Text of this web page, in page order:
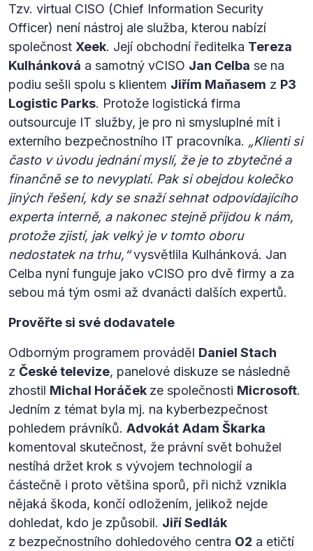
Tzv. virtual CISO (Chief Information Security
Officer) není nástroj ale služba, kterou nabízí
společnost Xeek. Její obchodní ředitelka Tereza
Kulhánková a samotný vCISO Jan Celba se na
podiu sešli spolu s klientem Jiřím Maňasem z P3
Logistic Parks. Protože logistická firma
outsourcuje IT služby, je pro ni smysluplné mít i
externího bezpečnostního IT pracovníka. „Klienti si
často v úvodu jednání myslí, že je to zbytečné a
finančně se to nevyplatí. Pak si obejdou kolečko
jiných řešení, kdy se snaží sehnat odpovídajícího
experta interně, a nakonec stejně přijdou k nám,
protože zjistí, jak velký je v tomto oboru
nedostatek na trhu,“vysvětlila Kulhánková. Jan
Celba nyní funguje jako vCISO pro dvě firmy a za
sebou má tým osmi až dvanácti dalších expertů.
Prověřte si své dodavatele
Odborným programem prováděl Daniel Stach
z České televize, panelové diskuze se následně
zhostil Michal Horáček ze společnosti Microsoft.
Jedním z témat byla mj. na kyberbezpečnost
pohledem právníků. Advokát Adam Škarka
komentoval skutečnost, že právní svět bohužel
nestíhá držet krok s vývojem technologií a
částečně i proto většina sporů, při nichž vznikla
nějaká škoda, končí odložením, jelikož nejde
dohledat, kdo je způsobil. Jiří Sedlák
z bezpečnostního dohledového centra O2 a etičtí